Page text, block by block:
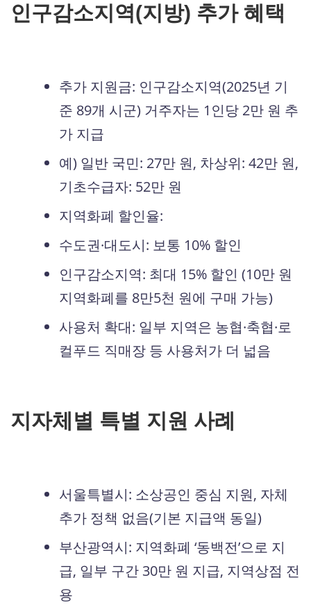
인구감소지역(지방) 추가 혜택
추가 지원금: 인구감소지역(2025년 기
준 89개 시군) 거주자는 1인당 2만 원 추
가 지급
예) 일반 국민: 27만 원, 차상위: 42만 원,
기초수급자: 52만 원
지역화폐 할인율:
수도권·대도시: 보통 10% 할인
인구감소지역: 최대 15% 할인 (10만 원
지역화폐를 8만5천 원에 구매 가능)
사용처 확대: 일부 지역은 농협·축협·로
컬푸드 직매장 등 사용처가 더 넓음
지자체별 특별 지원 사례
서울특별시: 소상공인 중심 지원, 자체
추가 정책 없음(기본 지급액 동일)
부산광역시: 지역화폐 ‘동백전’으로 지
급, 일부 구간 30만 원 지급, 지역상점 전
용